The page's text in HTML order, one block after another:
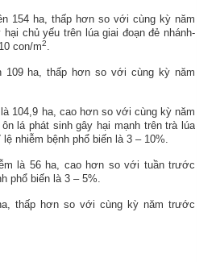
154 ha, thấp hơn so với cùng kỳ năm
chủ yếu trên lúa giai đoạn đẻ nhánh-
con/m2
ha, thấp hơn so với cùng kỳ năm
104,9 ha, cao hơn so với cùng kỳ năm
lá phát sinh gây hại mạnh trên trà lúa
nhiễm bệnh phổ biến là 3 – 10%.
là 56 ha, cao hơn so với tuần trước
phổ biến là 3 – 5%.
thấp hơn so với cùng kỳ năm trước